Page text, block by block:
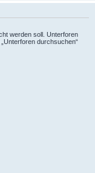
werden soll. Unterforen
durchsuchen“